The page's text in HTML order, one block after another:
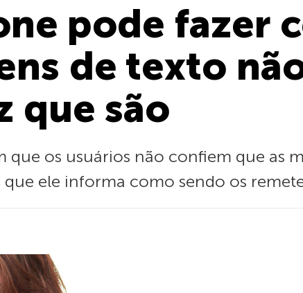
pode fazer
de texto
que são
os usuários não confiem que as
ele informa como sendo os